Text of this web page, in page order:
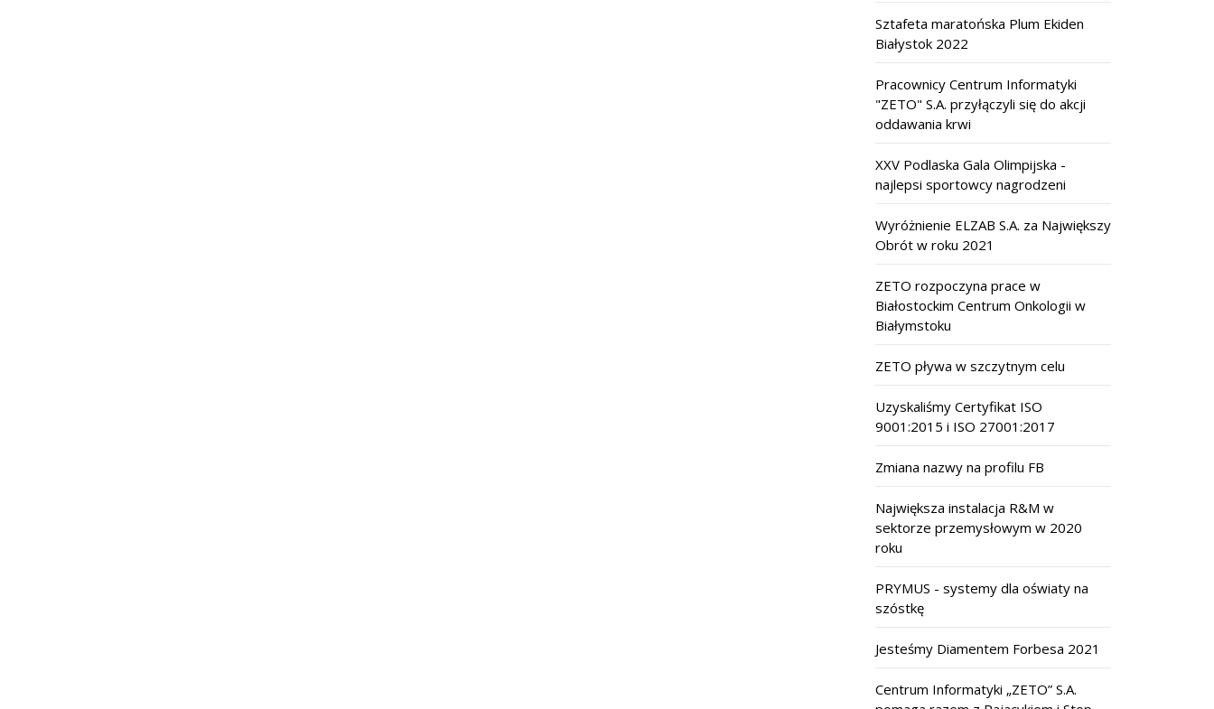
Sztafeta maratońska Plum Ekiden
Białystok 2022
Pracownicy Centrum Informatyki
"ZETO" S.A. przyłączyli się do akcji
oddawania krwi
XXV Podlaska Gala Olimpijska -
najlepsi sportowcy nagrodzeni
Wyróżnienie ELZAB S.A. za Największy
Obrót w roku 2021
ZETO rozpoczyna prace w
Białostockim Centrum Onkologii w
Białymstoku
ZETO pływa w szczytnym celu
Uzyskaliśmy Certyfikat ISO
9001:2015 i ISO 27001:2017
Zmiana nazwy na profilu FB
Największa instalacja R&M w
sektorze przemysłowym w 2020
roku
PRYMUS - systemy dla oświaty na
szóstkę
Jesteśmy Diamentem Forbesa 2021
Centrum Informatyki „ZETO” S.A.